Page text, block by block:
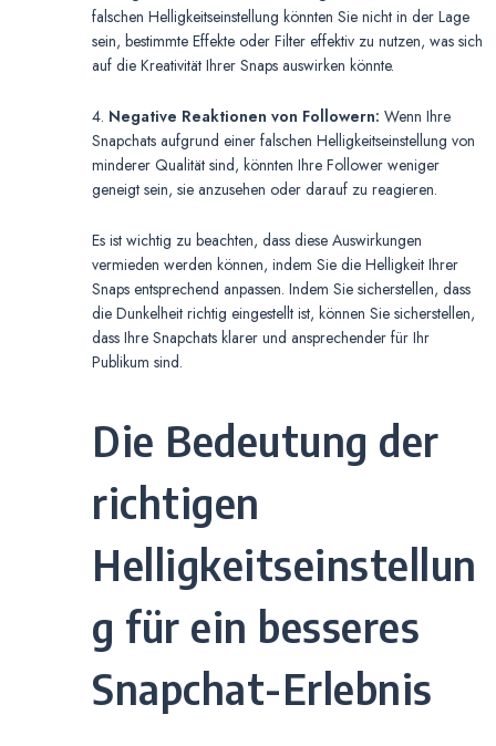
falschen Helligkeitseinstellung könnten Sie nicht in der Lage
sein, bestimmte Effekte oder Filter effektiv zu nutzen, was sich
auf die Kreativität Ihrer Snaps auswirken könnte.
4. Negative Reaktionen von Followern: Wenn Ihre
Snapchats aufgrund einer falschen Helligkeitseinstellung von
minderer Qualität sind, könnten Ihre Follower weniger
geneigt sein, sie anzusehen oder darauf zu reagieren.
Es ist wichtig zu beachten, dass diese Auswirkungen
vermieden werden können, indem Sie die Helligkeit Ihrer
Snaps entsprechend anpassen. Indem Sie sicherstellen, dass
die Dunkelheit richtig eingestellt ist, können Sie sicherstellen,
dass Ihre Snapchats klarer und ansprechender für Ihr
Publikum sind.
Die Bedeutung der
richtigen
Helligkeitseinstellun
g für ein besseres
Snapchat-Erlebnis